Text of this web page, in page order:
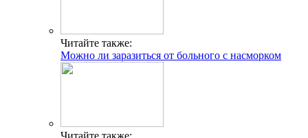
Читайте также:
Можно ли заразиться от больного с насморком
Читайте также: